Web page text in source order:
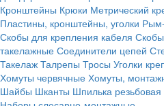
Кронштейны Крюки Метрический
Пластины, кронштейны, уголки
Скобы для крепления кабеля
такелажные Соединители цепей
Такелаж Талрепы Тросы Уголки
Хомуты червячные Хомуты,
Шайбы Шканты Шпилька